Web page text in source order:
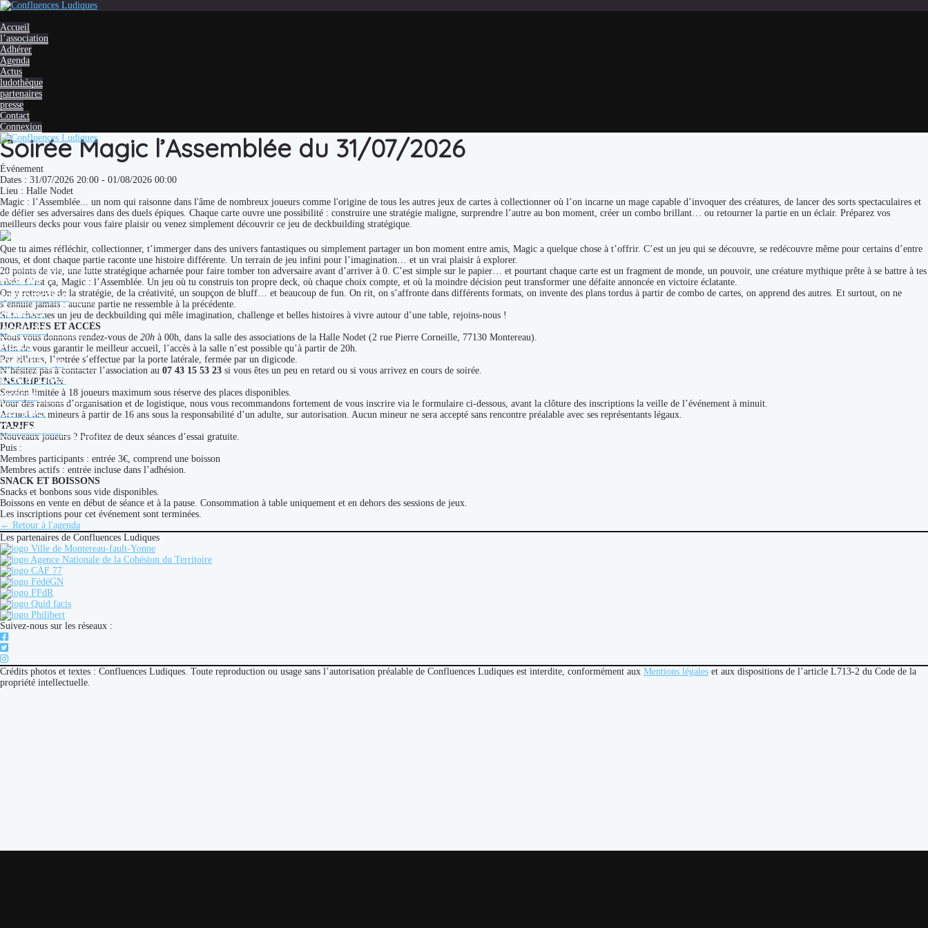
Accueil
l’association
Adhérer
Agenda
Actus
ludothèque
partenaires
presse
Contact
Connexion
Accueil
l’association
Adhérer
Agenda
Actus
ludothèque
partenaires
presse
Contact
Connexion
Soirée Magic l’Assemblée du 31/07/2026
Événement
Dates : 31/07/2026 20:00 - 01/08/2026 00:00
Lieu : Halle Nodet
Magic : l’Assemblée... un nom qui raisonne dans l'âme de nombreux joueurs comme l'origine de tous les autres jeux de cartes à collectionner où l’on incarne un mage capable d’invoquer des créatures, de lancer des sorts spectaculaires et
de défier ses adversaires dans des duels épiques. Chaque carte ouvre une possibilité : construire une stratégie maligne, surprendre l’autre au bon moment, créer un combo brillant… ou retourner la partie en un éclair. Préparez vos
meilleurs decks pour vous faire plaisir ou venez simplement découvrir ce jeu de deckbuilding stratégique.
Que tu aimes réfléchir, collectionner, t’immerger dans des univers fantastiques ou simplement partager un bon moment entre amis, Magic a quelque chose à t’offrir. C’est un jeu qui se découvre, se redécouvre même pour certains d’entre
nous, et dont chaque partie raconte une histoire différente. Un terrain de jeu infini pour l’imagination… et un vrai plaisir à explorer.
20 points de vie, une lutte stratégique acharnée pour faire tomber ton adversaire avant d’arriver à 0. C’est simple sur le papier… et pourtant chaque carte est un fragment de monde, un pouvoir, une créature mythique prête à se battre à tes
côtés. C’est ça, Magic : l’Assemblée. Un jeu où tu construis ton propre deck, où chaque choix compte, et où la moindre décision peut transformer une défaite annoncée en victoire éclatante.
On y retrouve de la stratégie, de la créativité, un soupçon de bluff… et beaucoup de fun. On rit, on s’affronte dans différents formats, on invente des plans tordus à partir de combo de cartes, on apprend des autres. Et surtout, on ne
s’ennuie jamais : aucune partie ne ressemble à la précédente.
Si tu cherches un jeu de deckbuilding qui mêle imagination, challenge et belles histoires à vivre autour d’une table, rejoins-nous !
HORAIRES ET ACCÈS
Nous vous donnons rendez-vous de 20h à 00h, dans la salle des associations de la Halle Nodet (2 rue Pierre Corneille, 77130 Montereau).
Afin de vous garantir le meilleur accueil, l’accès à la salle n’est possible qu’à partir de 20h.
Par ailleurs, l’entrée s’effectue par la porte latérale, fermée par un digicode.
N’hésitez pas à contacter l’association au 07 43 15 53 23 si vous êtes un peu en retard ou si vous arrivez en cours de soirée.
INSCRIPTION
Session limitée à 18 joueurs maximum sous réserve des places disponibles.
Pour des raisons d’organisation et de logistique, nous vous recommandons fortement de vous inscrire via le formulaire ci-dessous, avant la clôture des inscriptions la veille de l’événement à minuit.
Accueil des mineurs à partir de 16 ans sous la responsabilité d’un adulte, sur autorisation. Aucun mineur ne sera accepté sans rencontre préalable avec ses représentants légaux.
TARIFS
Nouveaux joueurs ? Profitez de deux séances d’essai gratuite.
Puis :
Membres participants : entrée 3€, comprend une boisson
Membres actifs : entrée incluse dans l’adhésion.
SNACK ET BOISSONS
Snacks et bonbons sous vide disponibles.
Boissons en vente en début de séance et à la pause. Consommation à table uniquement et en dehors des sessions de jeux.
Les inscriptions pour cet événement sont terminées.
← Retour à l'agenda
Les partenaires de Confluences Ludiques
Suivez-nous sur les réseaux :
Crédits photos et textes : Confluences Ludiques. Toute reproduction ou usage sans l’autorisation préalable de Confluences Ludiques est interdite, conformément aux Mentions légales et aux dispositions de l’article L713-2 du Code de la
propriété intellectuelle.